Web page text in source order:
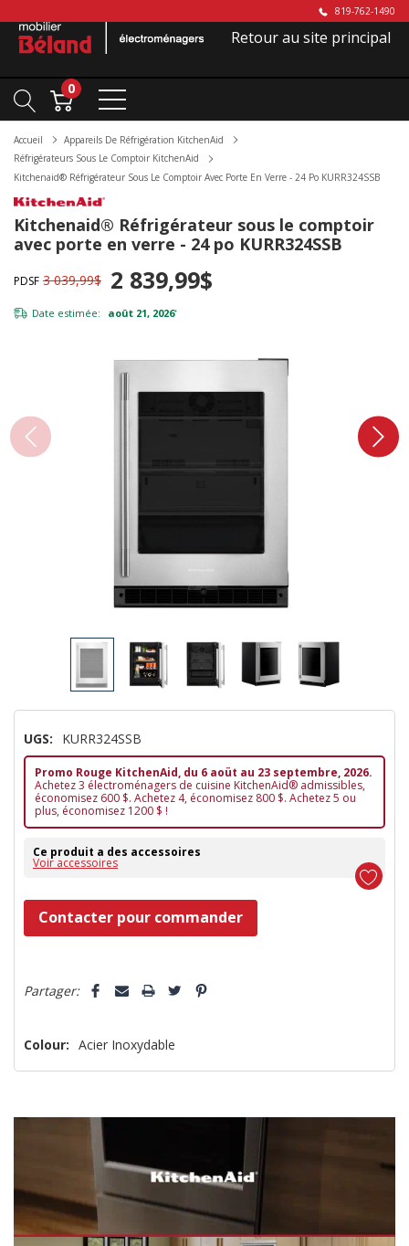
819-762-1490
Retour au site principal
0
Accueil
Appareils De Réfrigération KitchenAid
Réfrigérateurs Sous Le Comptoir KitchenAid
Kitchenaid® Réfrigérateur Sous Le Comptoir Avec Porte En Verre - 24 Po KURR324SSB
Kitchenaid® Réfrigérateur sous le comptoir
avec porte en verre - 24 po KURR324SSB
PDSF 3 039,99$ 2 839,99$
Date estimée: août 21, 2026*
UGS: KURR324SSB
Promo Rouge KitchenAid, du 6 aoüt au 23 septembre, 2026.
Achetez 3 électroménagers de cuisine KitchenAid® admissibles,
économisez 600 $. Achetez 4, économisez 800 $. Achetez 5 ou
plus, économisez 1200 $ !
Ce produit a des accessoires
Voir accessoires
Dépêchez-
vous!
n’en
plus
Contacter pour commander
Partager:
Colour: Acier Inoxydable